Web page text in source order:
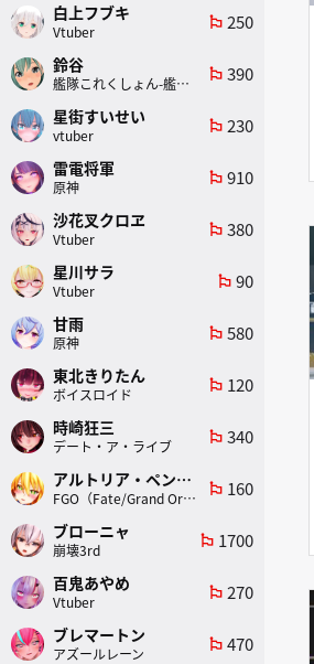
白上フブキ
Vtuber
emoji_flags 250
鈴谷
艦隊これくしょん-艦これ-
emoji_flags 390
星街すいせい
vtuber
emoji_flags 230
雷電将軍
原神
emoji_flags 910
沙花叉クロヱ
Vtuber
emoji_flags 380
星川サラ
Vtuber
emoji_flags 90
甘雨
原神
emoji_flags 580
東北きりたん
ボイスロイド
emoji_flags 120
時崎狂三
デート・ア・ライブ
emoji_flags 340
アルトリア・ペンドラゴン(ランサー)
FGO（Fate/Grand Order）
emoji_flags 160
ブローニャ
崩壊3rd
emoji_flags 1700
百鬼あやめ
Vtuber
emoji_flags 270
ブレマートン
アズールレーン
emoji_flags 470